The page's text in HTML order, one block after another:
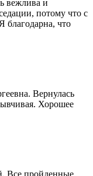
вежлива и
потому что с
что
Вернулась
Хорошее
Все пройденные